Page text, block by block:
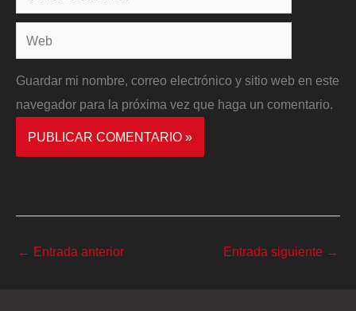
electrónico*
Web
Guardar mi nombre, correo electrónico y sitio web en este
navegador para la próxima vez que haga un comentario.
← Entrada anterior Entrada siguiente →